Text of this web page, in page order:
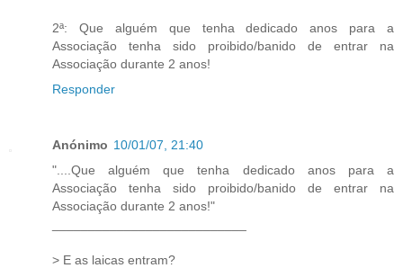
2ª: Que alguém que tenha dedicado anos para a
Associação tenha sido proibido/banido de entrar na
Associação durante 2 anos!
Responder
Anónimo 10/01/07, 21:40
"....Que alguém que tenha dedicado anos para a
Associação tenha sido proibido/banido de entrar na
Associação durante 2 anos!"
> E as laicas entram?